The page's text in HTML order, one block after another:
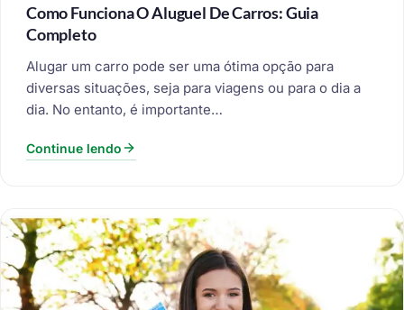
Como Funciona O Aluguel De Carros: Guia
Completo
Alugar um carro pode ser uma ótima opção para
diversas situações, seja para viagens ou para o dia a
dia. No entanto, é importante…
Continue lendo